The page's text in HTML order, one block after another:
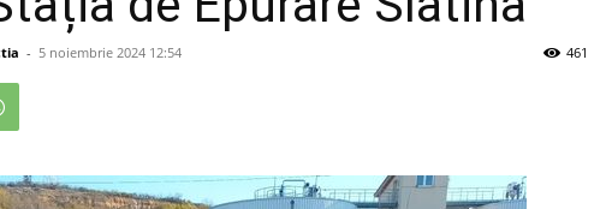
- 5 noiembrie 2024 12:54 461